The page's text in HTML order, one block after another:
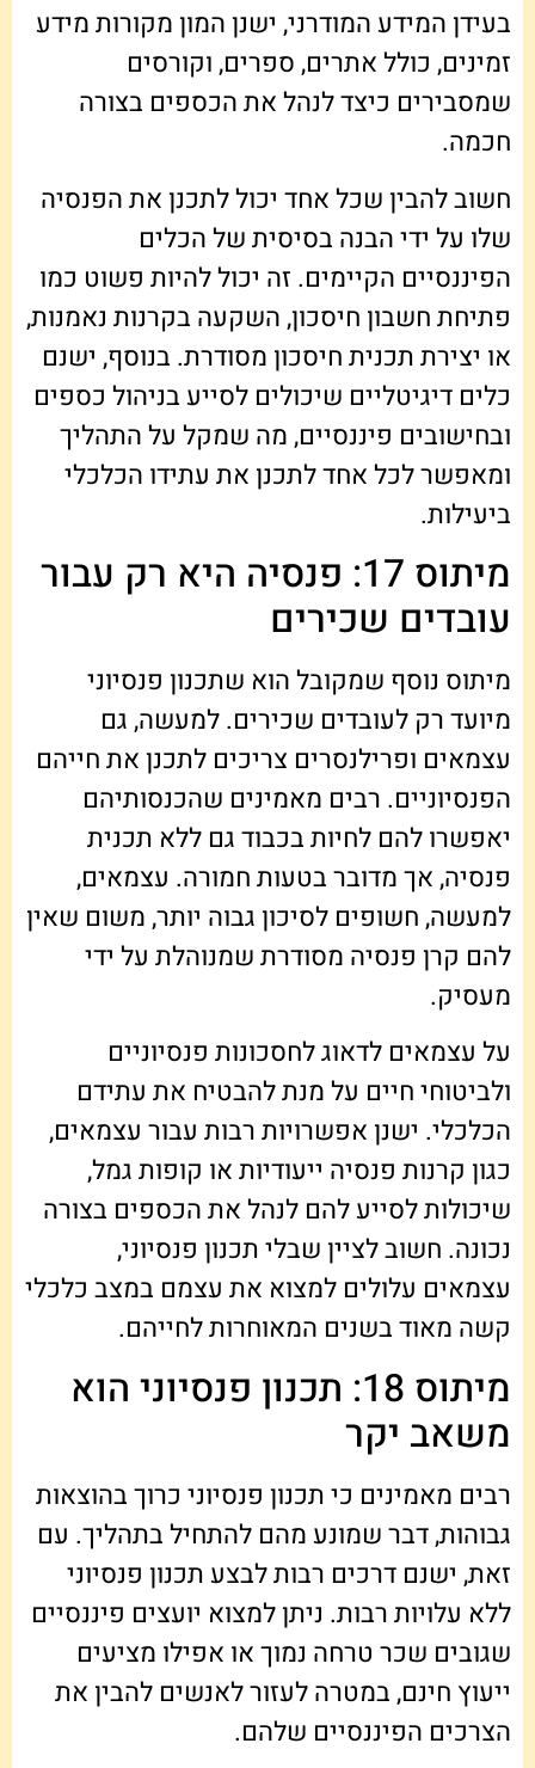
בעידן המידע המודרני, ישנן המון מקורות מידע
זמינים, כולל אתרים, ספרים, וקורסים
שמסבירים כיצד לנהל את הכספים בצורה
חכמה.
חשוב להבין שכל אחד יכול לתכנן את הפנסיה
שלו על ידי הבנה בסיסית של הכלים
הפיננסיים הקיימים. זה יכול להיות פשוט כמו
פתיחת חשבון חיסכון, השקעה בקרנות נאמנות,
או יצירת תכנית חיסכון מסודרת. בנוסף, ישנם
כלים דיגיטליים שיכולים לסייע בניהול כספים
ובחישובים פיננסיים, מה שמקל על התהליך
ומאפשר לכל אחד לתכנן את עתידו הכלכלי
ביעילות.
מיתוס 17: פנסיה היא רק עבור
עובדים שכירים
מיתוס נוסף שמקובל הוא שתכנון פנסיוני
מיועד רק לעובדים שכירים. למעשה, גם
עצמאים ופרילנסרים צריכים לתכנן את חייהם
הפנסיוניים. רבים מאמינים שהכנסותיהם
יאפשרו להם לחיות בכבוד גם ללא תכנית
פנסיה, אך מדובר בטעות חמורה. עצמאים,
למעשה, חשופים לסיכון גבוה יותר, משום שאין
להם קרן פנסיה מסודרת שמנוהלת על ידי
מעסיק.
על עצמאים לדאוג לחסכונות פנסיוניים
ולביטוחי חיים על מנת להבטיח את עתידם
הכלכלי. ישנן אפשרויות רבות עבור עצמאים,
כגון קרנות פנסיה ייעודיות או קופות גמל,
שיכולות לסייע להם לנהל את הכספים בצורה
נכונה. חשוב לציין שבלי תכנון פנסיוני,
עצמאים עלולים למצוא את עצמם במצב כלכלי
קשה מאוד בשנים המאוחרות לחייהם.
מיתוס 18: תכנון פנסיוני הוא
משאב יקר
רבים מאמינים כי תכנון פנסיוני כרוך בהוצאות
גבוהות, דבר שמונע מהם להתחיל בתהליך. עם
זאת, ישנם דרכים רבות לבצע תכנון פנסיוני
ללא עלויות רבות. ניתן למצוא יועצים פיננסיים
שגובים שכר טרחה נמוך או אפילו מציעים
ייעוץ חינם, במטרה לעזור לאנשים להבין את
הצרכים הפיננסיים שלהם.